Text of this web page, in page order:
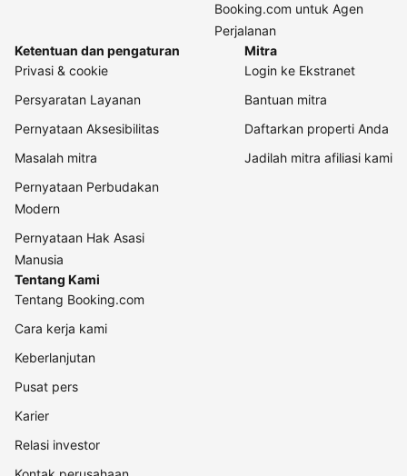
Booking.com untuk Agen
Perjalanan
Ketentuan dan pengaturan
Privasi & cookie
Persyaratan Layanan
Pernyataan Aksesibilitas
Masalah mitra
Pernyataan Perbudakan
Modern
Pernyataan Hak Asasi
Manusia
Mitra
Login ke Ekstranet
Bantuan mitra
Daftarkan properti Anda
Jadilah mitra afiliasi kami
Tentang Kami
Tentang Booking.com
Cara kerja kami
Keberlanjutan
Pusat pers
Karier
Relasi investor